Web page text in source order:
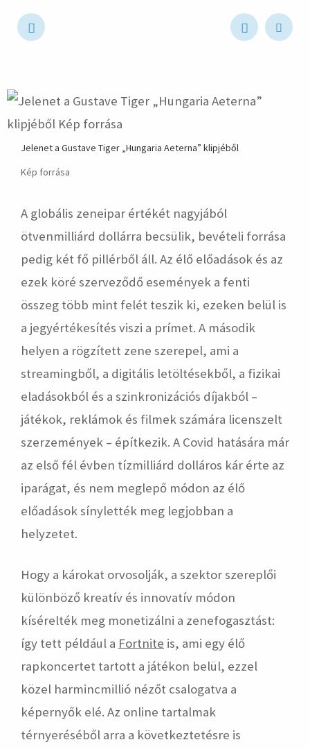
hirdetés
Jelenet a Gustave Tiger „Hungaria Aeterna” klipjéből
Kép forrása
A globális zeneipar értékét nagyjából
ötvenmilliárd dollárra becsülik, bevételi forrása
pedig két fő pillérből áll. Az élő előadások és az
ezek köré szerveződő események a fenti
összeg több mint felét teszik ki, ezeken belül is
a jegyértékesítés viszi a prímet. A második
helyen a rögzített zene szerepel, ami a
streamingből, a digitális letöltésekből, a fizikai
eladásokból és a szinkronizációs díjakból –
játékok, reklámok és filmek számára licenszelt
szerzemények – építkezik. A Covid hatására már
az első fél évben tízmilliárd dolláros kár érte az
iparágat, és nem meglepő módon az élő
előadások sínylették meg legjobban a
helyzetet.
Hogy a károkat orvosolják, a szektor szereplői
különböző kreatív és innovatív módon
kísérelték meg monetizálni a zenefogasztást:
így tett például a Fortnite is, ami egy élő
rapkoncertet tartott a játékon belül, ezzel
közel harmincmillió nézőt csalogatva a
képernyők elé. Az online tartalmak
térnyeréséből arra a következtetésre is